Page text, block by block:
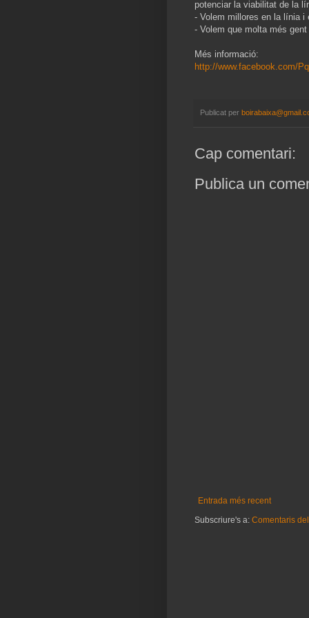
potenciar la viabilitat de la
- Volem millores en la línia i
- Volem que molta més
Més informació:
http://www.facebook.com/
Publicat per
Cap comentari:
Publica un
Entrada més recent
Subscriure's a: Comentaris